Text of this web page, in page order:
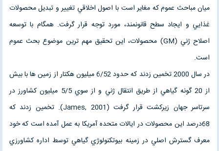
ميان مباحث عموم كه مغاير است با اصول اخلاقي تغيير و تبديل محصولات
غذايي و ايجاد سطح قانونمند، مورد توجه قرار گرفت. همگام با توسعه
اصلاح ژني (GM) محصولات، اين تحقيق مهم ترين موضوع بحث عموم
است.
در سال 2000 تخمين زدند كه حدود 6/52 ميليون هكتار از زمين ها با بيش
از 20 گونه گياهي از طريق انتقال ژني و از سوي 5/5 ميليون كشاورز در
سرتاسر جهان زيركشت قرار گرفت (James, 2001). تخمين زدند كه
68درصد اين محصولات در ايالات متحده آمريكا به عمل آمده است كه خود
معرف گسترش اصلي در زمينه بيوتكنولوژي گياهي توسط اداره كشاورزي